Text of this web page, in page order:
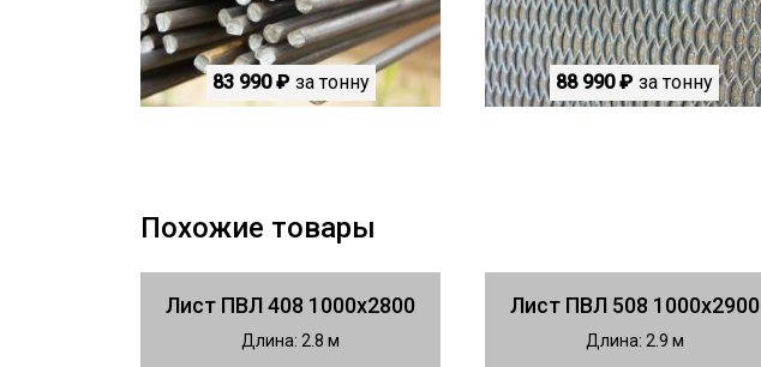
83 990 ₽ за тонну 88 990 ₽ за тонну
Похожие товары
Лист ПВЛ 408 1000х2800
Длина: 2.8 м
Лист ПВЛ 508 1000х2900
Длина: 2.9 м